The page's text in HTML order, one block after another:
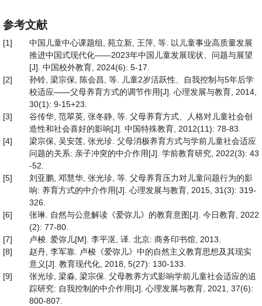
参考文献
[1]
中国儿童中心课题组, 苑立新, 王萍, 等. 以儿童事业高质量发展
推进中国式现代化——2023年中国儿童发展现状、问题与展望
[J]. 中国校外教育, 2024(6): 5-17.
[2]
孙铃, 梁宗保, 陈会昌, 等. 儿童2岁活跃性、自我控制与5年后学
校适应——父母养育方式的调节作用[J]. 心理发展与教育, 2014,
30(1): 9-15+23.
[3]
谷传华, 范翠英, 张冬静, 等. 父母养育方式、人格对儿童社会创
造性和社会喜好的影响[J]. 中国特殊教育, 2012(11): 78-83.
[4]
梁宗保, 吴安莲, 张光珍. 父母消极养育方式与学前儿童社会适应
问题的关系: 亲子冲突的中介作用[J]. 学前教育研究, 2022(3): 43
-52.
[5]
刘亚鹏, 邓慧华, 张光珍, 等. 父母养育压力对儿童问题行为的影
响: 养育方式的中介作用[J]. 心理发展与教育, 2015, 31(3): 319-
326.
[6]
张琳. 自然与公意解读《爱弥儿》的教育意图[J]. 今日教育, 2022
(2): 77-80.
[7]
卢梭. 爱弥儿[M]. 李平沤, 译. 北京: 商务印书馆, 2013.
[8]
赵丹, 李军靠. 卢梭《爱弥儿》中的自然主义教育思想及其现实
意义[J]. 教育现代化, 2018, 5(27): 130-133.
[9]
张光珍, 梁淼, 梁宗保. 父母教养方式影响学前儿童社会适应的追
踪研究: 自我控制的中介作用[J]. 心理发展与教育, 2021, 37(6):
800-807.